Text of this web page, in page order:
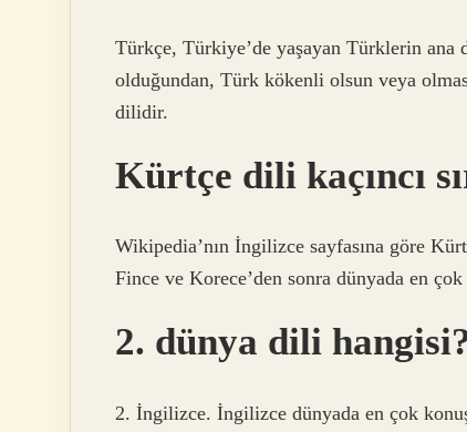
Türkçe, Türkiye’de yaşayan Türklerin
olduğundan, Türk kökenli olsun veya
dilidir.
Kürtçe dili kaçıncı
Wikipedia’nın İngilizce sayfasına göre
Fince ve Korece’den sonra dünyada en
2. dünya dili
2. İngilizce. İngilizce dünyada en çok